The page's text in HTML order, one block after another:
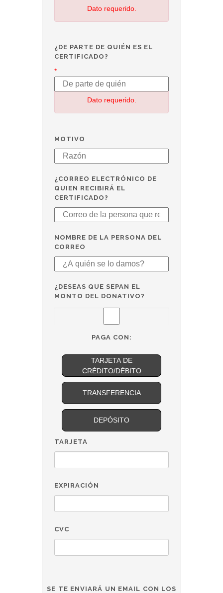
Dato requerido.
¿DE PARTE DE QUIÉN ES EL
CERTIFICADO?
*
Dato requerido.
MOTIVO
¿CORREO ELECTRÓNICO DE
QUIEN RECIBIRÁ EL
CERTIFICADO?
NOMBRE DE LA PERSONA DEL
CORREO
¿DESEAS QUE SEPAN EL
MONTO DEL DONATIVO?
PAGA CON:
TARJETA DE
CRÉDITO/DÉBITO
TRANSFERENCIA
DEPÓSITO
TARJETA
EXPIRACIÓN
CVC
SE TE ENVIARÁ UN EMAIL CON LOS